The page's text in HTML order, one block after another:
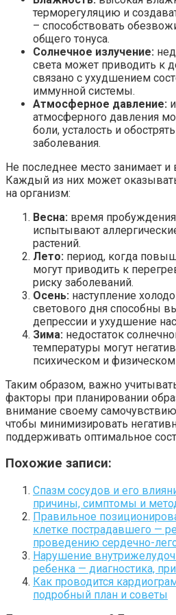
терморегуляцию и
– способствовать
общего тонуса.
Солнечное излучение:
света может приводить к
связано с ухудшением
иммунной системы.
Атмосферное давление:
атмосферного давления
боли, усталость и
заболевания.
Не последнее место занимает
Каждый из них может
на организм:
Весна: время
испытывают
растений.
Лето: период, когда
могут приводить к
риску заболеваний.
Осень: наступление
светового дня способны
депрессии и ухудшение
Зима: недостаток
температуры могут
психическом и физическом
Таким образом, важно
факторы при планировании
внимание своему
чтобы минимизировать
поддерживать оптимальное
Похожие записи:
Спазм сосудов и его
причины, симптомы и
Правильное
клетке пострадавшего —
проведению сердечно-
Нарушение
ребенка — диагностика,
Как проводится
подробный план и советы